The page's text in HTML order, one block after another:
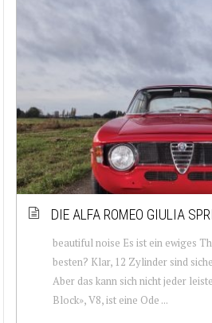
DIE ALFA ROMEO GIULIA
beautiful noise Es ist ein ewiges
besten? Klar, 12 Zylinder sind
Aber das kann sich nicht jeder
Block», V8, ist eine Ode ...